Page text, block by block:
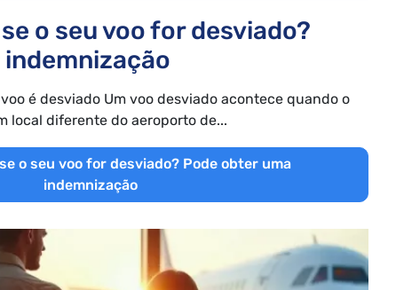
o seu voo for desviado?
é desviado Um voo desviado acontece quando o
local diferente do aeroporto de...
o seu voo for desviado? Pode obter uma
indemnização